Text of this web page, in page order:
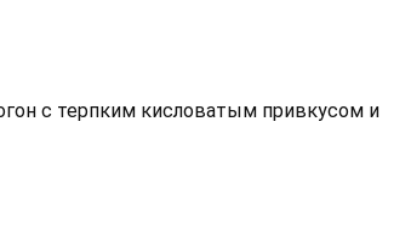
с терпким кисловатым привкусом и